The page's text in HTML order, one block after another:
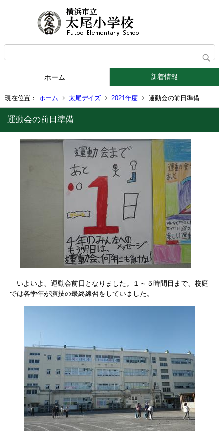
ホーム 新着情報
現在位置： ホーム 太尾デイズ 2021年度 運動会の前日準備
運動会の前日準備
いよいよ、運動会前日となりました。１～５時間目まで、校庭
では各学年が演技の最終練習をしていました。